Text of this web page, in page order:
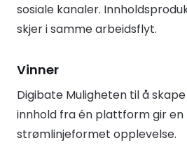
sosiale kanaler.
skjer i samme arbeidsflyt.
Vinner
Digibate Muligheten til å
innhold fra én plattform gir en
strømlinjeformet opplevelse.